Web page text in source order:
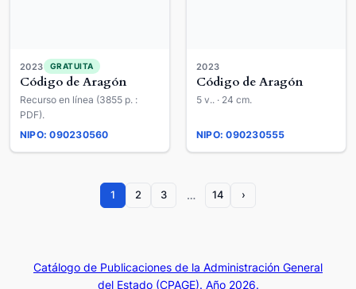
2023 GRATUITA
Código de Aragón
Recurso en línea (3855 p. :
PDF).
NIPO: 090230560
2023
Código de Aragón
5 v.. · 24 cm.
NIPO: 090230555
1 2 3 … 14 ›
Catálogo de Publicaciones de la Administración General
del Estado (CPAGE). Año 2026.